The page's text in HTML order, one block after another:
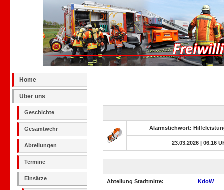
Home
Über uns
Geschichte
Gesamtwehr
Abteilungen
Termine
Einsätze
Alarmstichwort:
23.03.2026 | 06.16
Abteilung Stadtmitte: KdoW